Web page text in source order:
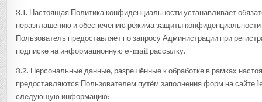
3.1. Настоящая Политика конфиденциальности устанавливает
неразглашению и обеспечению режима защиты
Пользователь предоставляет по запросу Администрации при
подписке на информационную e-mail рассылку.
3.2. Персональные данные, разрешённые к обработке в рамках
предоставляются Пользователем путём заполнения форм на
следующую информацию: